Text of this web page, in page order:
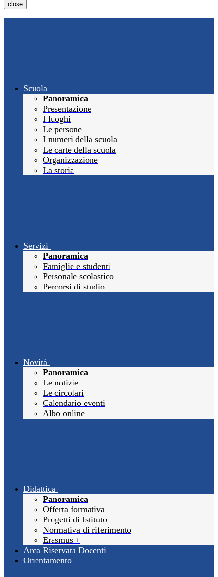
close
Scuola
Panoramica
Presentazione
I luoghi
Le persone
I numeri della scuola
Le carte della scuola
Organizzazione
La storia
Servizi
Panoramica
Famiglie e studenti
Personale scolastico
Percorsi di studio
Novità
Panoramica
Le notizie
Le circolari
Calendario eventi
Albo online
Didattica
Panoramica
Offerta formativa
Progetti di Istituto
Normativa di riferimento
Erasmus +
Area Riservata Docenti
Orientamento